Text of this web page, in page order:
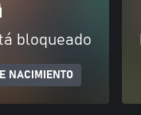
bloqueado
NACIMIENTO